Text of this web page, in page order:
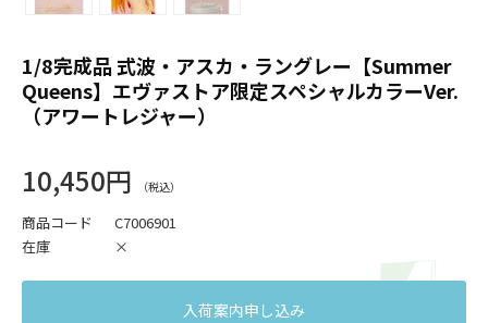
1/8完成品 式波・アスカ・ラングレー【Summer
Queens】エヴァストア限定スペシャルカラーVer.
（アワートレジャー）
10,450円
商品コード
C7006901
在庫
×
入荷案内申し込み